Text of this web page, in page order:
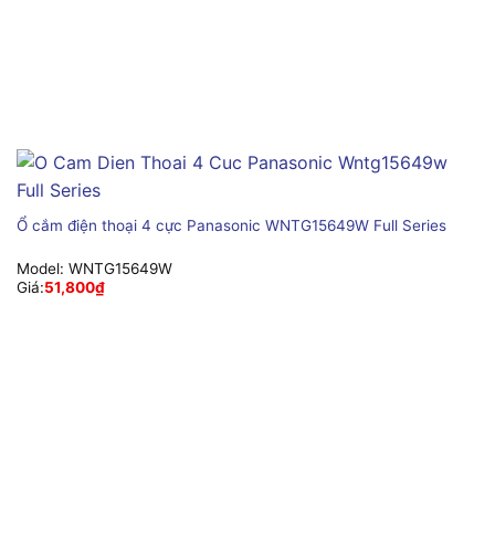
Ổ cắm điện thoại 4 cực Panasonic WNTG15649W Full Series
Model: WNTG15649W
Giá:51,800₫